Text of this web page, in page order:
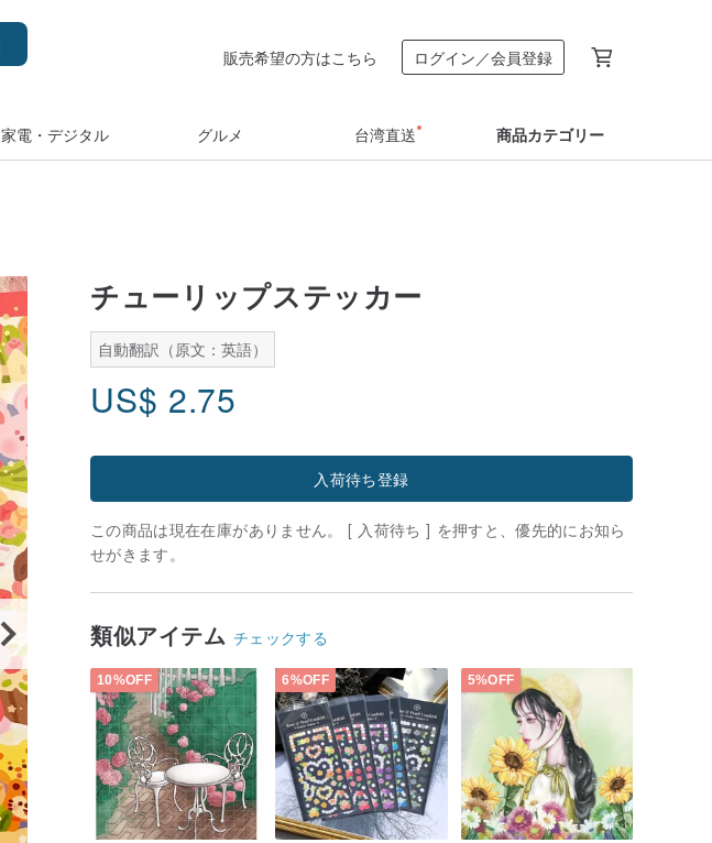
販売希望の方はこちら ログイン／会員登録
家電・デジタル グルメ 台湾直送 商品カテゴリー
チューリップステッカー
自動翻訳（原文：英語）
US$ 2.75
入荷待ち登録
この商品は現在在庫がありません。 [ 入荷待ち ] を押すと、優先的にお知ら
せがきます。
類似アイテム チェックする
10%OFF 6%OFF 5%OFF